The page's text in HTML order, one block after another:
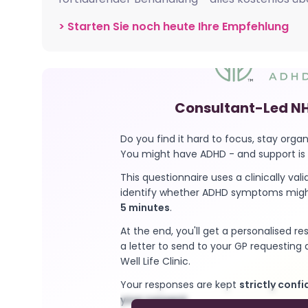
> Starten Sie noch heute Ihre Empfehlung